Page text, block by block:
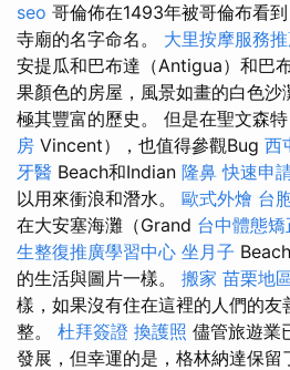
seo 哥倫佈在1493年被哥倫布看
寺廟的名字命名。 大里按摩服務
安提瓜和巴布達（Antigua）和巴
果顏色的房屋，風景如畫的白色沙
極其豐富的歷史。 但是在聖文森
房 Vincent），也值得參觀Bug 西
牙醫 Beach和Indian 隆鼻 快速申
以用來衝浪和潛水。 歐式外燴 台
在大安塞海灘（Grand 台中體態矯
生整復推廣學習中心 坐月子
的生活與圖片一樣。 搬家 苗栗地
樣，如果沒有住在這裡的人們的友
整。 杜拜簽證 換護照 儘管旅遊業
發展，但幸運的是，格林納達保